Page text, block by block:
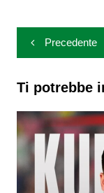
Navigazione
articoli
Precedente
Ti potrebbe